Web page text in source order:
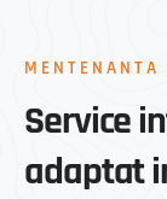
Service
adaptat